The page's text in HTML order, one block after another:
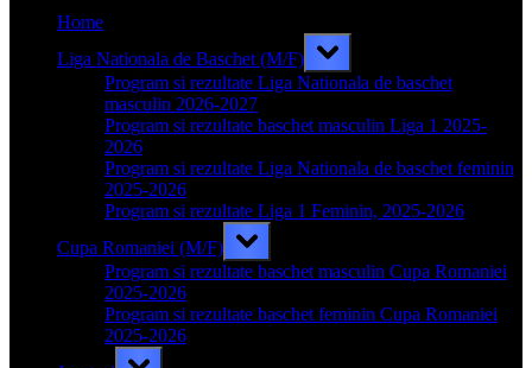
Home
Liga Nationala de Baschet (M/F)
Toggle
sub-
menu
Program si rezultate Liga Nationala de baschet
masculin 2026-2027
Program si rezultate baschet masculin Liga 1 2025-
2026
Program si rezultate Liga Nationala de baschet feminin
2025-2026
Program si rezultate Liga 1 Feminin, 2025-2026
Cupa Romaniei (M/F)
Toggle
sub-
menu
Program si rezultate baschet masculin Cupa Romaniei
2025-2026
Program si rezultate baschet feminin Cupa Romaniei
2025-2026
Toggle